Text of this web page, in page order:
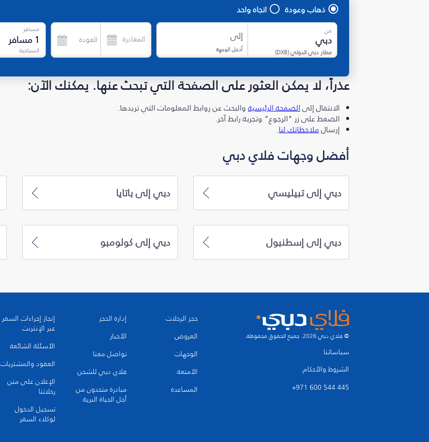
ذهاب وعودة اتجاه واحد
من
مطار دبي الدولي(
DXB
)
إلى
أدخل الوجهة
المغادرة العودة
مسافر
1 مسافر
السياحية
عذراً، لا يمكن العثور على الصفحة التي تبحث عنها. يمكنك الآن:
الانتقال إلى الصفحة الرئيسية والبحث عن روابط المعلومات التي تريدها.
الضغط على زر "الرجوع" وتجربة رابط آخر.
إرسالملاحظاتك لنا.
أفضل وجهات فلاي دبي
دبي إلى تبيليسي دبي إلى باتايا
دبي إلى إسطنبول دبي إلى كولومبو
© فلاي دبي 2026. جميع الحقوق محفوظة.
سياساتنا
الشروط والأحكام
+971 600 544 445
حجز الرحلات
العروض
الوجهات
الأمتعة
المساعدة
إدارة الحجز
الأخبار
تواصل معنا
فلاي دبي للشحن
مبادرة متحدون من
أجل الحياة البرية
إنجاز إجراءات السفر
عبر الإنترنت
الأسئلة الشائعة
العقود والمشتريات
الإعلان على متن
رحلاتنا
تسجيل الدخول
لوكلاء السفر